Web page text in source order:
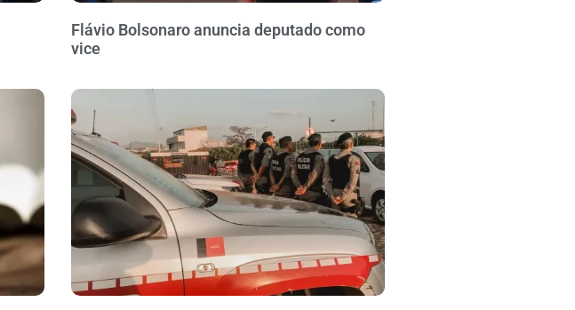
Flávio Bolsonaro anuncia deputado como
vice